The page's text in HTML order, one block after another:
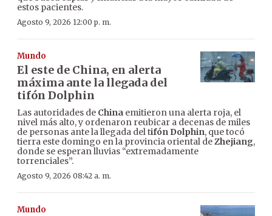
estos pacientes.
Agosto 9, 2026 12:00 p. m.
Mundo
El este de China, en alerta
máxima ante la llegada del
tifón Dolphin
Las autoridades de China emitieron una alerta roja, el
nivel más alto, y ordenaron reubicar a decenas de miles
de personas ante la llegada del tifón Dolphin, que tocó
tierra este domingo en la provincia oriental deZhejiang,
donde se esperan lluvias “extremadamente
torrenciales”.
Agosto 9, 2026 08:42 a. m.
Mundo